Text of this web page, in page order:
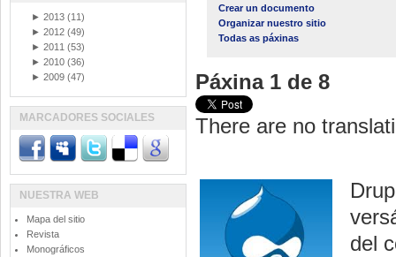
Crear un documento
Organizar nuestro sitio
Todas as páxinas
Páxina 1 de 8
There are no
del
► 2013 (11)
► 2012 (49)
► 2011 (53)
► 2010 (36)
► 2009 (47)
MARCADORES SOCIALES
NUESTRA WEB
Mapa del sitio
Revista
Monográficos